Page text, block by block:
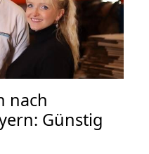
nach
Günstig